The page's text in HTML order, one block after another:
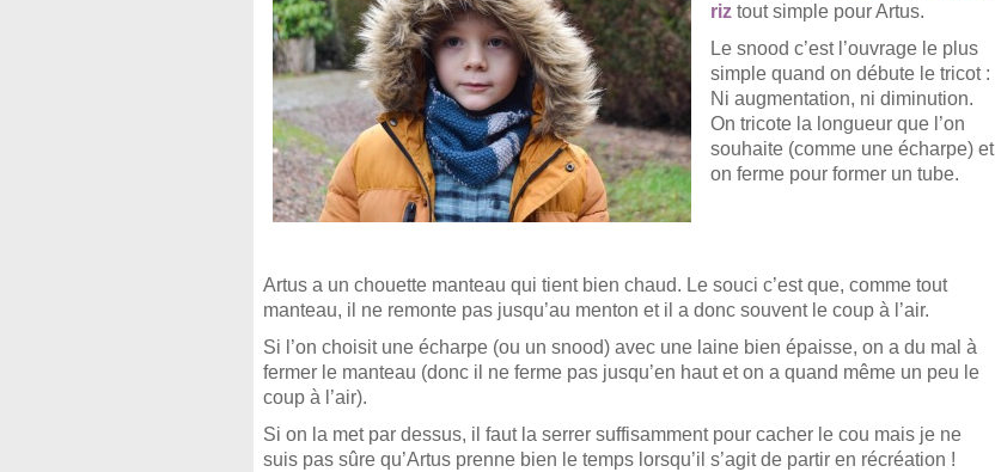
riz tout simple pour Artus.
Le snood c’est l’ouvrage le plus
simple quand on débute le tricot :
Ni augmentation, ni diminution.
On tricote la longueur que l’on
souhaite (comme une écharpe) et
on ferme pour former un tube.
Artus a un chouette manteau qui tient bien chaud. Le souci c’est que, comme tout
manteau, il ne remonte pas jusqu’au menton et il a donc souvent le coup à l’air.
Si l’on choisit une écharpe (ou un snood) avec une laine bien épaisse, on a du mal à
fermer le manteau (donc il ne ferme pas jusqu’en haut et on a quand même un peu le
coup à l’air).
Si on la met par dessus, il faut la serrer suffisamment pour cacher le cou mais je ne
suis pas sûre qu’Artus prenne bien le temps lorsqu’il s’agit de partir en récréation !